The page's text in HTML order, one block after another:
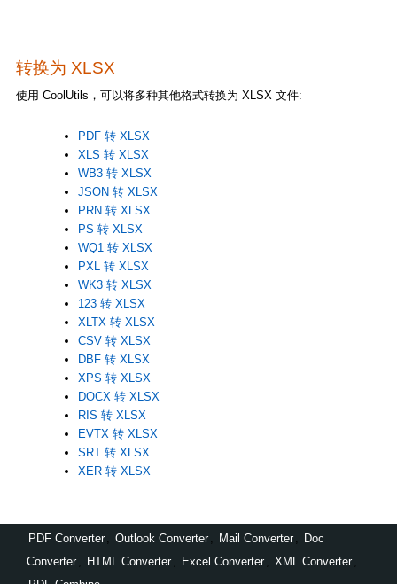
转换为 XLSX
使用 CoolUtils，可以将多种其他格式转换为 XLSX 文件:
PDF 转 XLSX
XLS 转 XLSX
WB3 转 XLSX
JSON 转 XLSX
PRN 转 XLSX
PS 转 XLSX
WQ1 转 XLSX
PXL 转 XLSX
WK3 转 XLSX
123 转 XLSX
XLTX 转 XLSX
CSV 转 XLSX
DBF 转 XLSX
XPS 转 XLSX
DOCX 转 XLSX
RIS 转 XLSX
EVTX 转 XLSX
SRT 转 XLSX
XER 转 XLSX
PDF Converter Outlook Converter Mail Converter
Doc
Converter
HTML Converter Excel Converter XML Converter